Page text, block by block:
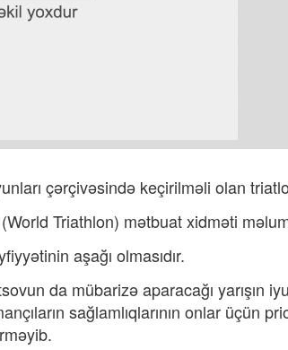
çərçivəsində keçirilməli olan
Triathlon) mətbuat xidməti
aşağı olmasıdır.
da mübarizə aparacağı yarışın
sağlamlıqlarının onlar üçün